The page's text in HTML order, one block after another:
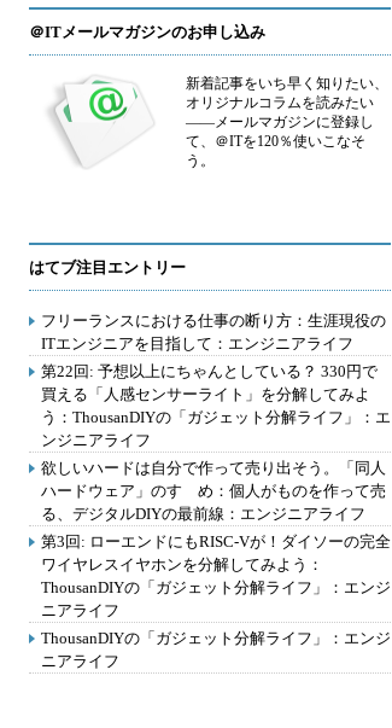
＠ITメールマガジンのお申し込み
新着記事をいち早く知りたい、
オリジナルコラムを読みたい
――メールマガジンに登録し
て、＠ITを120％使いこなそ
う。
はてブ注目エントリー
フリーランスにおける仕事の断り方：生涯現役の
ITエンジニアを目指して：エンジニアライフ
第22回: 予想以上にちゃんとしている？ 330円で
買える「人感センサーライト」を分解してみよ
う：ThousanDIYの「ガジェット分解ライフ」：エ
ンジニアライフ
欲しいハードは自分で作って売り出そう。「同人
ハードウェア」のすゝめ：個人がものを作って売
る、デジタルDIYの最前線：エンジニアライフ
第3回: ローエンドにもRISC-Vが！ダイソーの完全
ワイヤレスイヤホンを分解してみよう：
ThousanDIYの「ガジェット分解ライフ」：エンジ
ニアライフ
ThousanDIYの「ガジェット分解ライフ」：エンジ
ニアライフ